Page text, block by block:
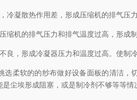
凝散热作用差，形成压缩机的排气压力
机的排气压力和排气温度过高，形成
，形成冷凝器压力和温度过高。使制冷
软的的纱布做好设备面板的清洁，
尘埃形成阻塞，或是制冷剂不够等等情